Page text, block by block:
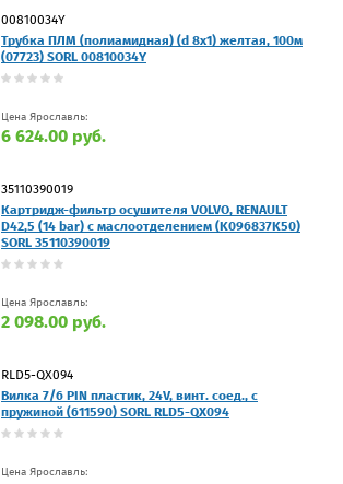
00810034Y
Трубка ПЛМ (полиамидная) (d 8x1) желтая, 100м
(07723) SORL 00810034Y
Цена Ярославль:
6 624.00 руб.
35110390019
Картридж-фильтр осушителя VOLVO, RENAULT
D42,5 (14 bar) с маслоотделением (K096837K50)
SORL 35110390019
Цена Ярославль:
2 098.00 руб.
RLD5-QX094
Вилка 7/6 PIN пластик, 24V, винт. соед., с
пружиной (611590) SORL RLD5-QX094
Цена Ярославль: